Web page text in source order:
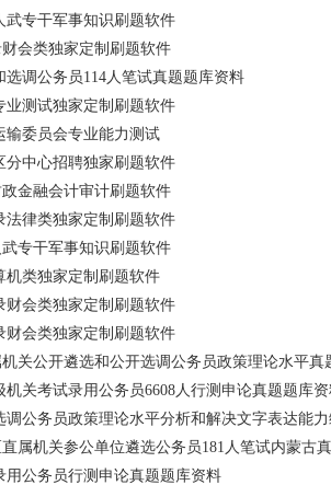
武专干军事知识刷题软件
会类独家定制刷题软件
选调公务员114人笔试真题题库资料
业测试独家定制刷题软件
输委员会专业能力测试
分中心招聘独家刷题软件
金融会计审计刷题软件
法律类独家定制刷题软件
专干军事知识刷题软件
机类独家定制刷题软件
财会类独家定制刷题软件
财会类独家定制刷题软件
关公开遴选和公开选调公务员政策理论水平真
机关考试录用公务员6608人行测申论真题题库
调公务员政策理论水平分析和解决文字表达能
属机关参公单位遴选公务员181人笔试内蒙古
用公务员行测申论真题题库资料